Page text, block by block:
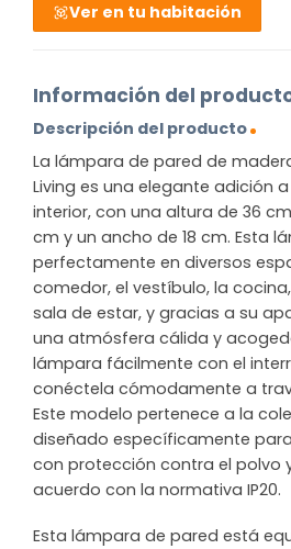
Ver en tu habitación
Información del
Descripción del producto
La lámpara de pared de
Living es una elegante adición
interior, con una altura de 36
cm y un ancho de 18 cm. Esta
perfectamente en diversos
comedor, el vestíbulo, la
sala de estar, y gracias a su
una atmósfera cálida y
lámpara fácilmente con el
conéctela cómodamente a
Este modelo pertenece a la
diseñado específicamente
con protección contra el polvo
acuerdo con la normativa IP20.
Esta lámpara de pared está